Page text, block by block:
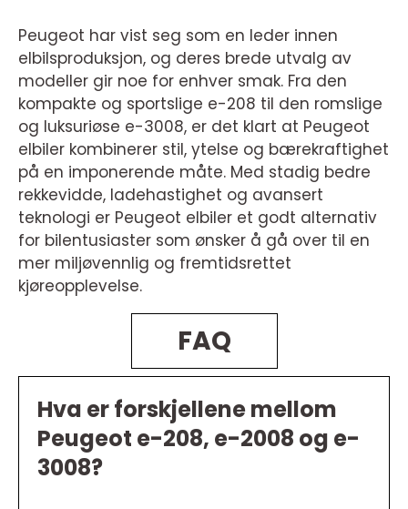
Peugeot har vist seg som en leder innen
elbilsproduksjon, og deres brede utvalg av
modeller gir noe for enhver smak. Fra den
kompakte og sportslige e-208 til den romslige
og luksuriøse e-3008, er det klart at Peugeot
elbiler kombinerer stil, ytelse og bærekraftighet
på en imponerende måte. Med stadig bedre
rekkevidde, ladehastighet og avansert
teknologi er Peugeot elbiler et godt alternativ
for bilentusiaster som ønsker å gå over til en
mer miljøvennlig og fremtidsrettet
kjøreopplevelse.
FAQ
Hva er forskjellene mellom
Peugeot e-208, e-2008 og e-
3008?